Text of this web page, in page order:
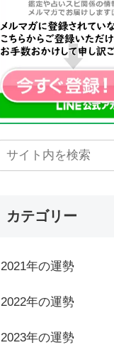
カテゴリー
2021年の運勢
2022年の運勢
2023年の運勢